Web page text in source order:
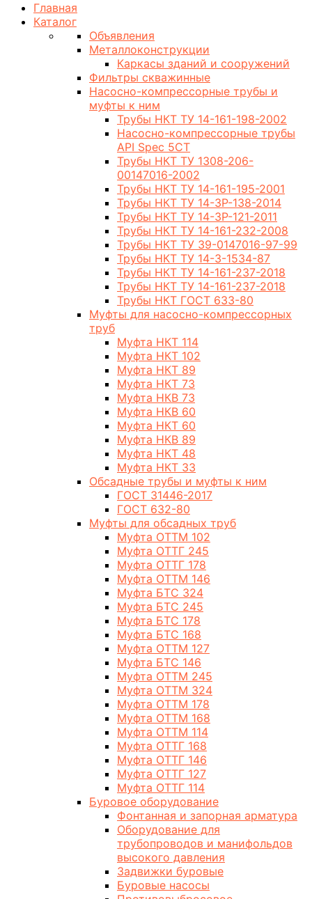
Главная
Каталог
Объявления
Металлоконструкции
Каркасы зданий и сооружений
Фильтры скважинные
Насосно-компрессорные трубы и
муфты к ним
Трубы НКТ ТУ 14-161-198-2002
Насосно-компрессорные трубы
API Spec 5CT
Трубы НКТ ТУ 1308-206-
00147016-2002
Трубы НКТ ТУ 14-161-195-2001
Трубы НКТ ТУ 14-3Р-138-2014
Трубы НКТ ТУ 14-3Р-121-2011
Трубы НКТ ТУ 14-161-232-2008
Трубы НКТ ТУ 39-0147016-97-99
Трубы НКТ ТУ 14-3-1534-87
Трубы НКТ ТУ 14-161-237-2018
Трубы НКТ ТУ 14-161-237-2018
Трубы НКТ ГОСТ 633-80
Муфты для насосно-компрессорных
труб
Муфта НКТ 114
Муфта НКТ 102
Муфта НКТ 89
Муфта НКТ 73
Муфта НКВ 73
Муфта НКВ 60
Муфта НКТ 60
Муфта НКВ 89
Муфта НКТ 48
Муфта НКТ 33
Обсадные трубы и муфты к ним
ГОСТ 31446-2017
ГОСТ 632-80
Муфты для обсадных труб
Муфта ОТТМ 102
Муфта ОТТГ 245
Муфта ОТТГ 178
Муфта ОТТМ 146
Муфта БТС 324
Муфта БТС 245
Муфта БТС 178
Муфта БТС 168
Муфта ОТТМ 127
Муфта БТС 146
Муфта ОТТМ 245
Муфта ОТТМ 324
Муфта ОТТМ 178
Муфта ОТТМ 168
Муфта ОТТМ 114
Муфта ОТТГ 168
Муфта ОТТГ 146
Муфта ОТТГ 127
Муфта ОТТГ 114
Буровое оборудование
Фонтанная и запорная арматура
Оборудование для
трубопроводов и манифольдов
высокого давления
Задвижки буровые
Буровые насосы